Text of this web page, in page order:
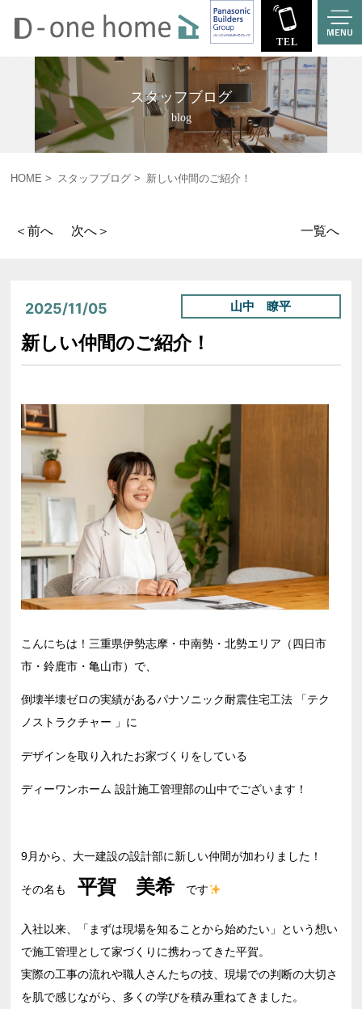
スタッフブログ
blog
HOME スタッフブログ 新しい仲間のご紹介！
＜前へ 次へ＞ 一覧へ
山中 瞭平
2025/11/05
新しい仲間のご紹介！
こんにちは！三重県伊勢志摩・中南勢・北勢エリア（四日市
市・鈴鹿市・亀山市）で、
倒壊半壊ゼロの実績があるパナソニック耐震住宅工法 「テク
ノストラクチャー 」に
デザインを取り入れたお家づくりをしている
ディーワンホーム 設計施工管理部の山中でございます！
9月から、大一建設の設計部に新しい仲間が加わりました！
その名も平賀 美希 です
入社以来、「まずは現場を知ることから始めたい」という想い
で施工管理として家づくりに携わってきた平賀。
実際の工事の流れや職人さんたちの技、現場での判断の大切さ
を肌で感じながら、多くの学びを積み重ねてきました。